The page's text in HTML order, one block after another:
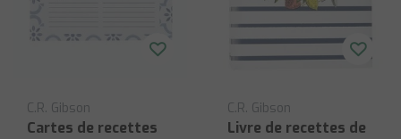
C.R. Gibson
Cartes de recettes
C.R. Gibson
Livre de recettes de